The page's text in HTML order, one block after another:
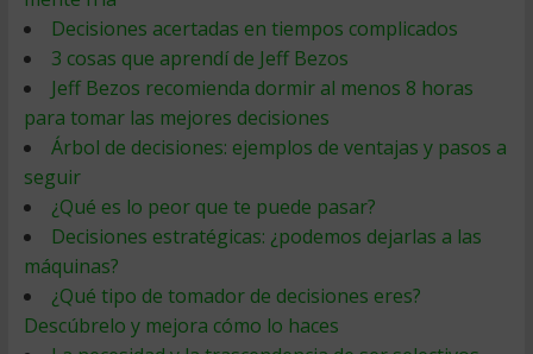
Decisiones acertadas en tiempos complicados
3 cosas que aprendí de Jeff Bezos
Jeff Bezos recomienda dormir al menos 8 horas
para tomar las mejores decisiones
Árbol de decisiones: ejemplos de ventajas y pasos a
seguir
¿Qué es lo peor que te puede pasar?
Decisiones estratégicas: ¿podemos dejarlas a las
máquinas?
¿Qué tipo de tomador de decisiones eres?
Descúbrelo y mejora cómo lo haces